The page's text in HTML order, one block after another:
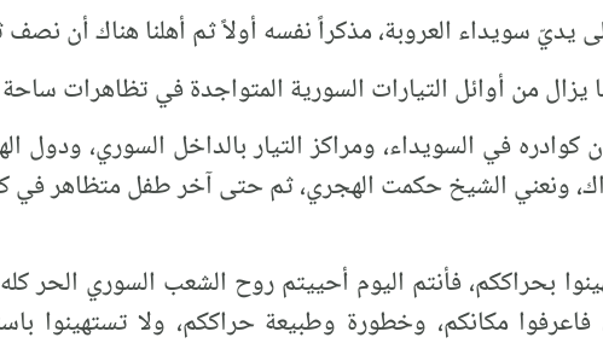
يديّ سويداء العروبة، مذكراً نفسه أولاً ثم أهلنا هناك أن نصف
يزال من أوائل التيارات السورية المتواجدة في تظاهرات ساحة
كوادره في السويداء، ومراكز التيار بالداخل السوري، ودول
ونعني الشيخ حكمت الهجري، ثم حتى آخر طفل متظاهر في
بحراككم، فأنتم اليوم أحييتم روح الشعب السوري الحر
مكانكم، وخطورة وطبيعة حراككم، ولا تستهينوا